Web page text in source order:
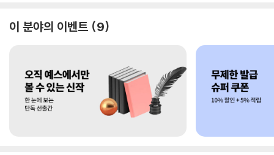
이 분야의 이벤트 9